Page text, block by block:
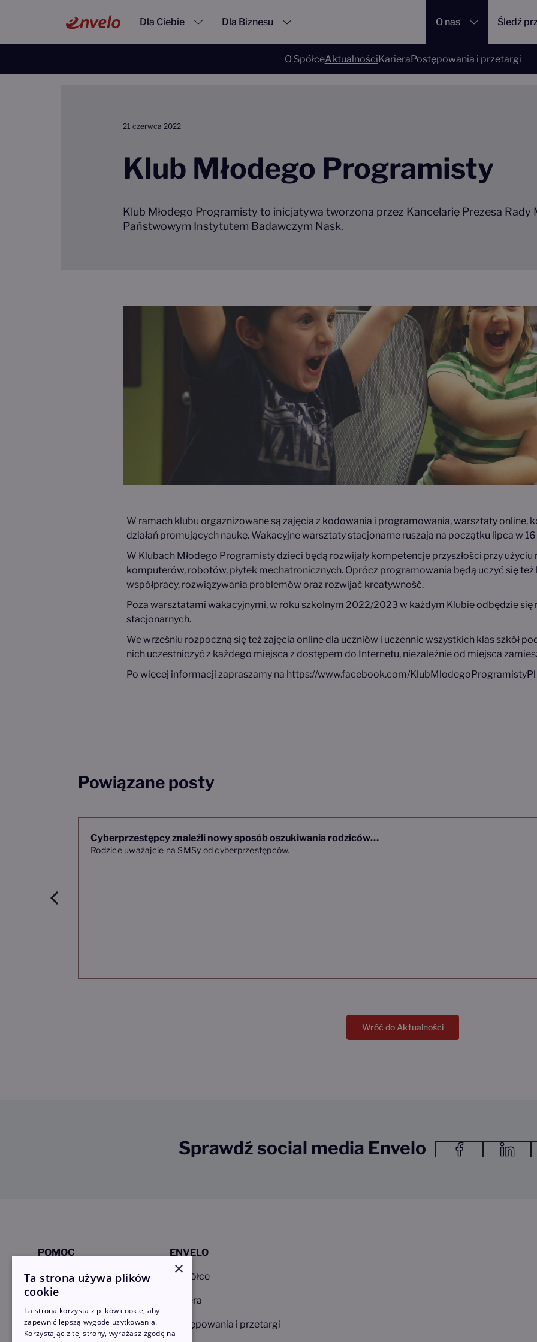
Dla Ciebie Dla Biznesu O nas
O SpółceAktualnościKarieraPostępowania i przetargi
Śledź
Klub Młodego Programisty
21 czerwca 2022
Klub Młodego Programisty
Klub Młodego Programisty to inicjatywa tworzona przez Kancelarię Prezesa Rady
Państwowym Instytutem Badawczym Nask.
W ramach klubu orgaznizowane są zajęcia z kodowania i programowania, warsztaty online,
działań promujących naukę. Wakacyjne warsztaty stacjonarne ruszają na początku lipca w
W Klubach Młodego Programisty dzieci będą rozwijały kompetencje przyszłości przy
komputerów, robotów, płytek mechatronicznych. Oprócz programowania będą uczyć się
współpracy, rozwiązywania problemów oraz rozwijać kreatywność.
Poza warsztatami wakacyjnymi, w roku szkolnym 2022/2023 w każdym Klubie odbędzie się
stacjonarnych.
We wrześniu rozpoczną się też zajęcia online dla uczniów i uczennic wszystkich klas szkół
nich uczestniczyć z każdego miejsca z dostępem do Internetu, niezależnie od miejsca
Po więcej informacji zapraszamy na https://www.facebook.com/KlubMlodegoProgramistyPl
Powiązane posty
Cyberprzestępcy znaleźli nowy sposób oszukiwania rodziców…
Rodzice uważajcie na SMSy od cyberprzestępców.
Wróć do Aktualności
Sprawdź social media Envelo Link do facebook Link
Link do
POMOC
FAQ – Pytania i odpowiedzi
Cenniki i regulaminy
ENVELO
O Spółce
Kariera
Postępowania i przetargi
×
Ta strona używa plików
cookie
Ta strona korzysta z plików cookie, aby
zapewnić lepszą wygodę użytkowania.
Korzystając z tej strony, wyrażasz zgodę na